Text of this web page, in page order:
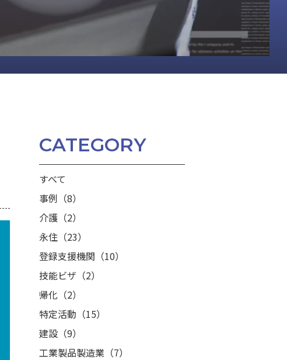
CATEGORY
すべて
事例（8）
介護（2）
永住（23）
登録支援機関（10）
技能ビザ（2）
帰化（2）
特定活動（15）
建設（9）
工業製品製造業（7）